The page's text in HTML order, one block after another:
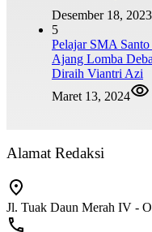
Desember 18, 2023
5
Pelajar SMA Santo
Ajang Lomba
Diraih Viantri Azi
Maret 13, 2024
Alamat Redaksi
Jl. Tuak Daun Merah IV -